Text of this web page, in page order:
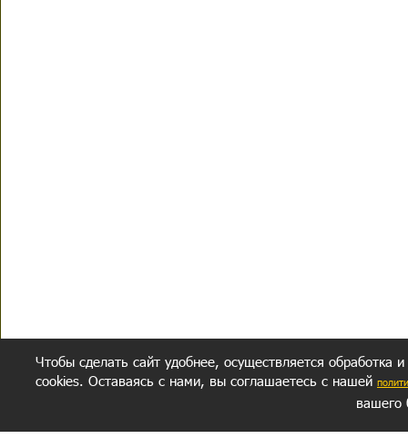
Чтобы сделать сайт удобнее, осуществляется обработка
cookies. Оставаясь с нами, вы соглашаетесь с нашей
вашего